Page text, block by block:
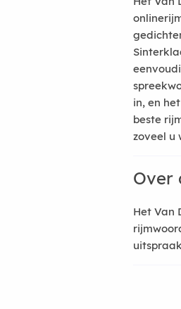
in, en
beste
zoveel u
Over
Het Van